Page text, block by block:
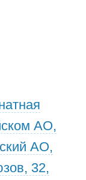
АО,
АО,
32,